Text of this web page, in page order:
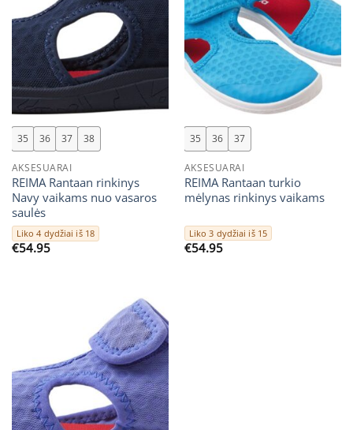
35 36 37 38
AKSESUARAI
REIMA Rantaan rinkinys
Navy vaikams nuo vasaros
saulės
Liko 4 dydžiai iš 18
€54.95
35 36 37
AKSESUARAI
REIMA Rantaan turkio
mėlynas rinkinys vaikams
Liko 3 dydžiai iš 15
€54.95